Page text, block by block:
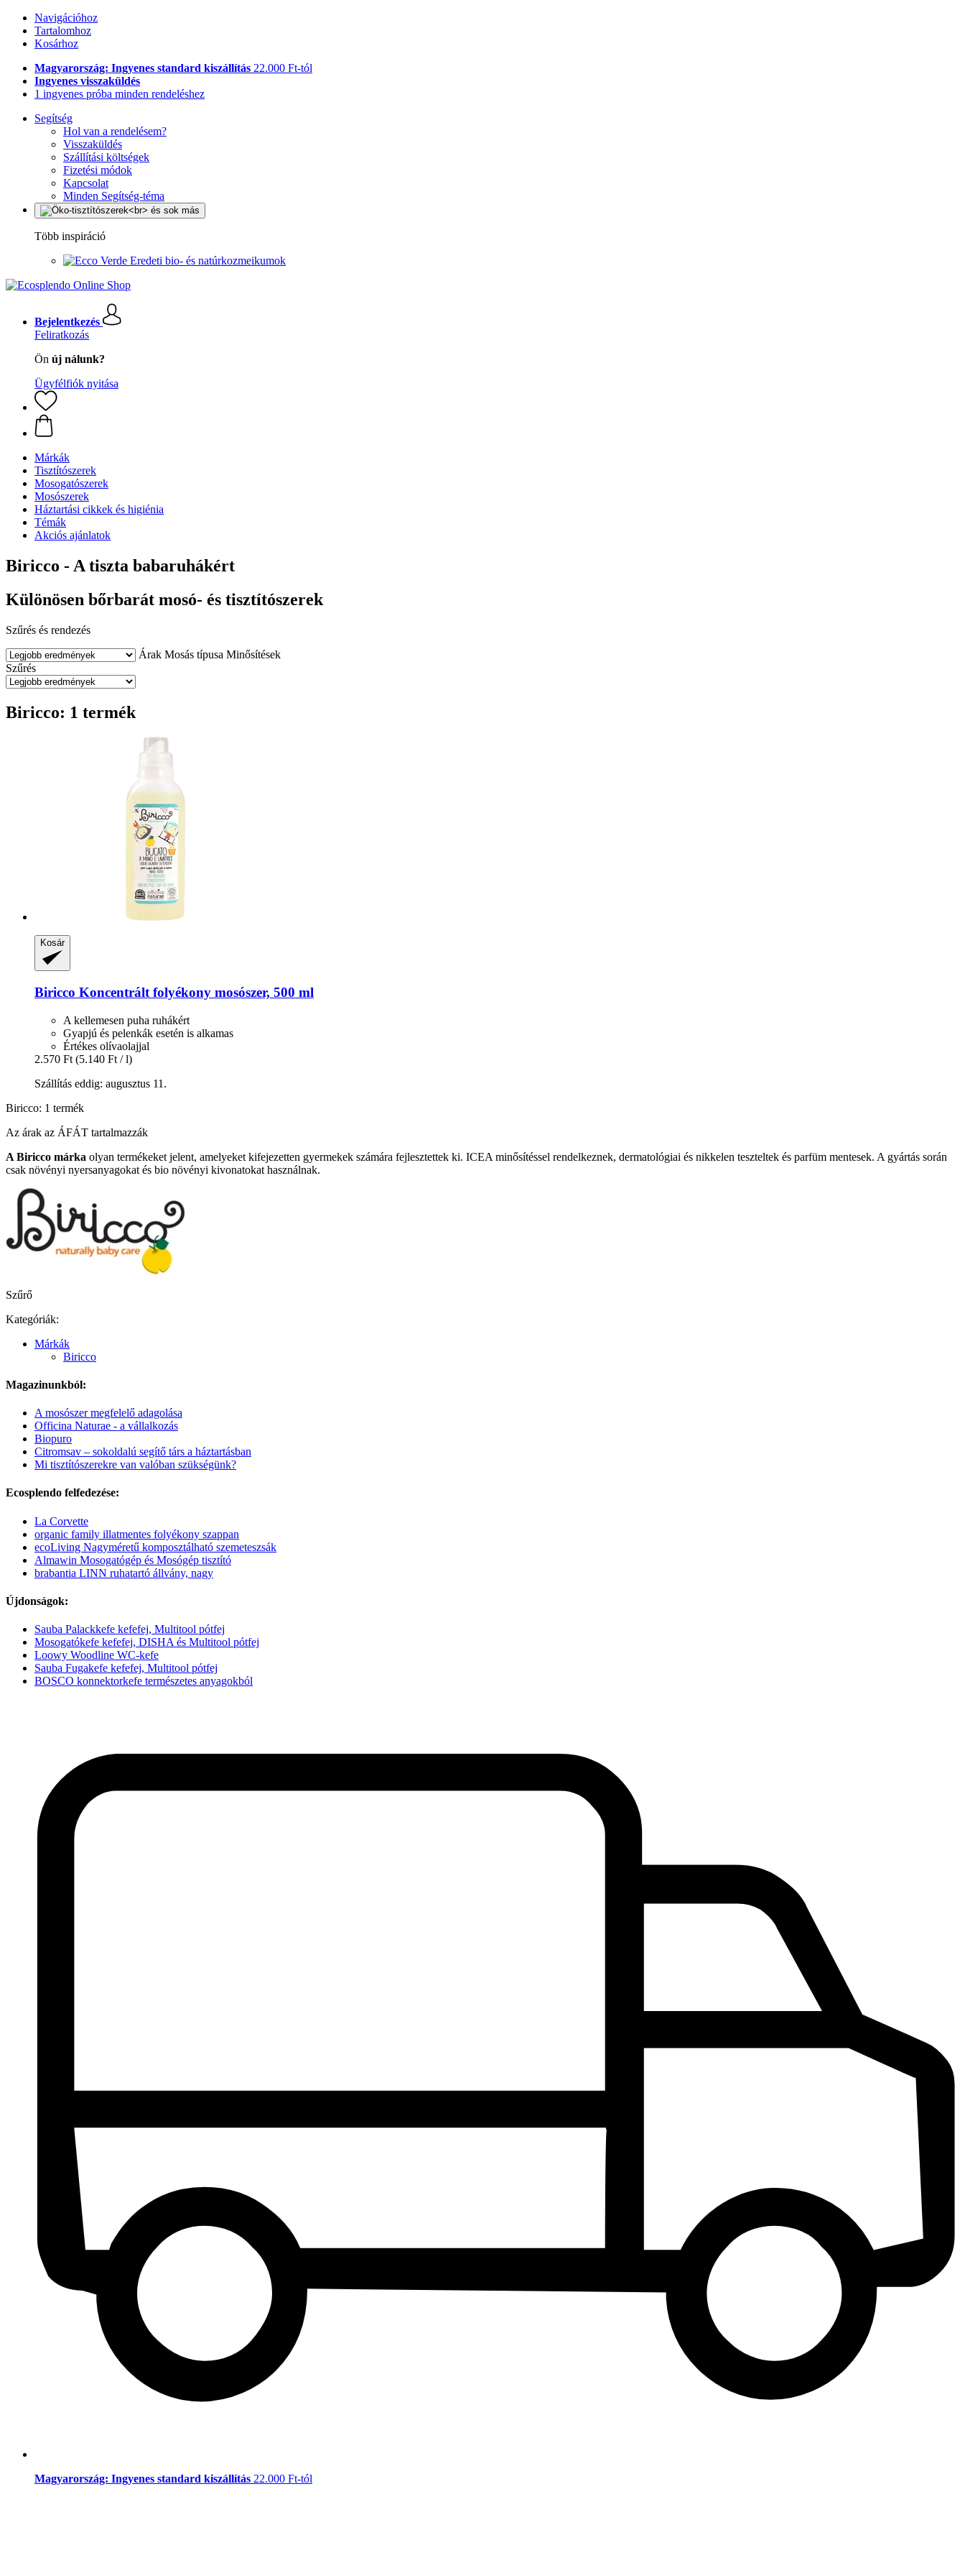
Navigációhoz
Tartalomhoz
Kosárhoz
Magyarország: Ingyenes standard kiszállítás 22.000 Ft-tól
Ingyenes visszaküldés
1 ingyenes próba minden rendeléshez
Segítség
Hol van a rendelésem?
Visszaküldés
Szállítási költségek
Fizetési módok
Kapcsolat
Minden Segítség-téma
Több inspiráció
Eredeti bio- és natúrkozmeikumok
Bejelentkezés
Feliratkozás
Ön új nálunk?
Ügyfélfiók nyitása
Márkák
Tisztítószerek
Mosogatószerek
Mosószerek
Háztartási cikkek és higiénia
Témák
Akciós ajánlatok
Biricco - A tiszta babaruhákért
Különösen bőrbarát mosó- és tisztítószerek
Szűrés és rendezés
Árak Mosás típusa Minősítések
Szűrés
Biricco: 1 termék
Kosár
Biricco Koncentrált folyékony mosószer, 500 ml
A kellemesen puha ruhákért
Gyapjú és pelenkák esetén is alkamas
Értékes olívaolajjal
2.570 Ft (5.140 Ft / l)
Szállítás eddig: augusztus 11.
Biricco: 1 termék
Az árak az ÁFÁT tartalmazzák
A Biricco márka olyan termékeket jelent, amelyeket kifejezetten gyermekek számára fejlesztettek ki. ICEA minősítéssel rendelkeznek, dermatológiai és nikkelen teszteltek és parfüm mentesek. A gyártás során
csak növényi nyersanyagokat és bio növényi kivonatokat használnak.
Szűrő
Kategóriák:
Márkák
Biricco
Magazinunkból:
A mosószer megfelelő adagolása
Officina Naturae - a vállalkozás
Biopuro
Citromsav – sokoldalú segítő társ a háztartásban
Mi tisztítószerekre van valóban szükségünk?
Ecosplendo felfedezése:
La Corvette
organic family illatmentes folyékony szappan
ecoLiving Nagyméretű komposztálható szemeteszsák
Almawin Mosogatógép és Mosógép tisztító
brabantia LINN ruhatartó állvány, nagy
Újdonságok:
Sauba Palackkefe kefefej, Multitool pótfej
Mosogatókefe kefefej, DISHA és Multitool pótfej
Loowy Woodline WC-kefe
Sauba Fugakefe kefefej, Multitool pótfej
BOSCO konnektorkefe természetes anyagokból
Magyarország: Ingyenes standard kiszállítás 22.000 Ft-tól